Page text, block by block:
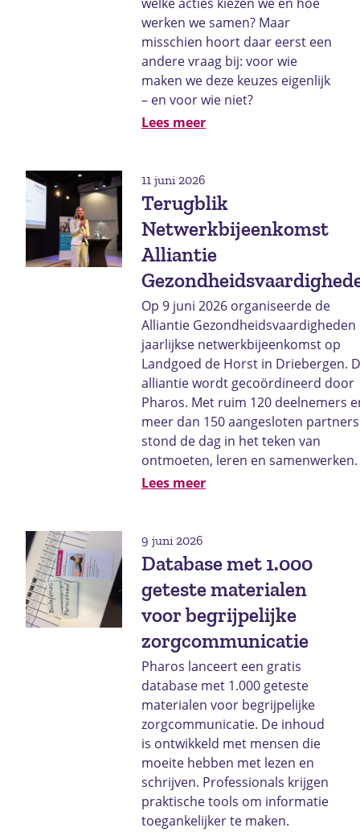
werken we samen? Maar
misschien hoort daar eerst een
andere vraag bij: voor wie
maken we deze keuzes eigenlijk
– en voor wie niet?
Lees meer
11 juni 2026
Terugblik
Netwerkbijeenkomst
Alliantie
Op 9 juni 2026 organiseerde de
Alliantie Gezondheidsvaardigheden
jaarlijkse netwerkbijeenkomst op
Landgoed de Horst in Driebergen.
alliantie wordt gecoördineerd door
Pharos. Met ruim 120 deelnemers
meer dan 150 aangesloten partners
stond de dag in het teken van
ontmoeten, leren en samenwerken.
Lees meer
9 juni 2026
Database met 1.000
geteste materialen
voor begrijpelijke
zorgcommunicatie
Pharos lanceert een gratis
database met 1.000 geteste
materialen voor begrijpelijke
zorgcommunicatie. De inhoud
is ontwikkeld met mensen die
moeite hebben met lezen en
schrijven. Professionals krijgen
praktische tools om informatie
toegankelijker te maken.